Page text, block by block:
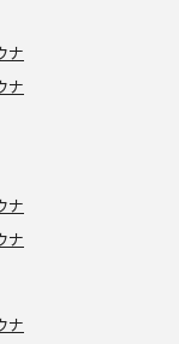
ナ
ナ
ナ
ナ
ナ